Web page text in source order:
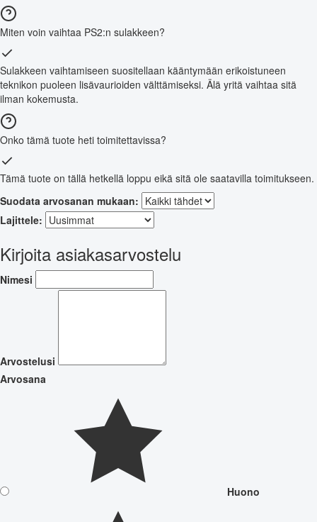
Miten voin vaihtaa PS2:n sulakkeen?
Sulakkeen vaihtamiseen suositellaan kääntymään erikoistuneen
teknikon puoleen lisävaurioiden välttämiseksi. Älä yritä vaihtaa sitä
ilman kokemusta.
Onko tämä tuote heti toimitettavissa?
Tämä tuote on tällä hetkellä loppu eikä sitä ole saatavilla toimitukseen.
Suodata arvosanan mukaan:
Lajittele:
Kirjoita asiakasarvostelu
Nimesi
Arvostelusi
Arvosana
Huono